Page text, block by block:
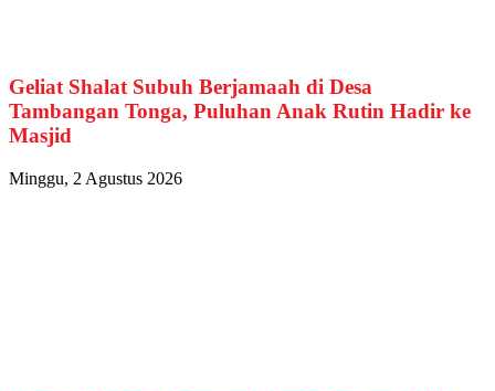
Geliat Shalat Subuh Berjamaah di Desa
Tambangan Tonga, Puluhan Anak Rutin Hadir ke
Masjid
Minggu, 2 Agustus 2026